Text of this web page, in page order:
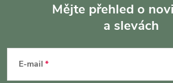
Mějte přehled o
a slevách
E-mail